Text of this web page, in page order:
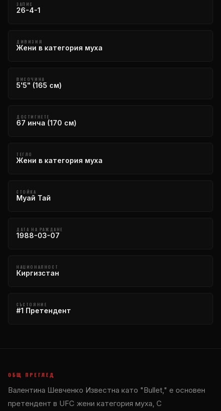
ЗАПИС
26-4-1
ДИВИЗИЯ
Жени в категория муха
ВИСОЧИНА
5'5" (165 см)
ДОСТИГНЕТЕ
67 инча (170 см)
ТЕГЛО
Жени в категория муха
СТОЙКА
Муай Тай
ДАТА НА РАЖДАНЕ
1988-03-07
НАЦИОНАЛНОСТ
Киргизстан
СЪСТОЯНИЕ
#1 Претендент
ОБЩ ПРЕГЛЕД
Валентина Шевченко Известна като "Bullet ," е основен
претендент в UFC жени категория муха, С